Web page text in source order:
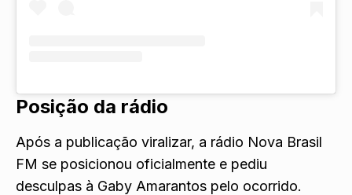
Posição da rádio
Após a publicação viralizar, a rádio Nova Brasil
FM se posicionou oficialmente e pediu
desculpas à Gaby Amarantos pelo ocorrido.